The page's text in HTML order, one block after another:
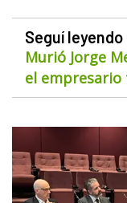
Seguí leyendo
Murió Jorge
el empresario